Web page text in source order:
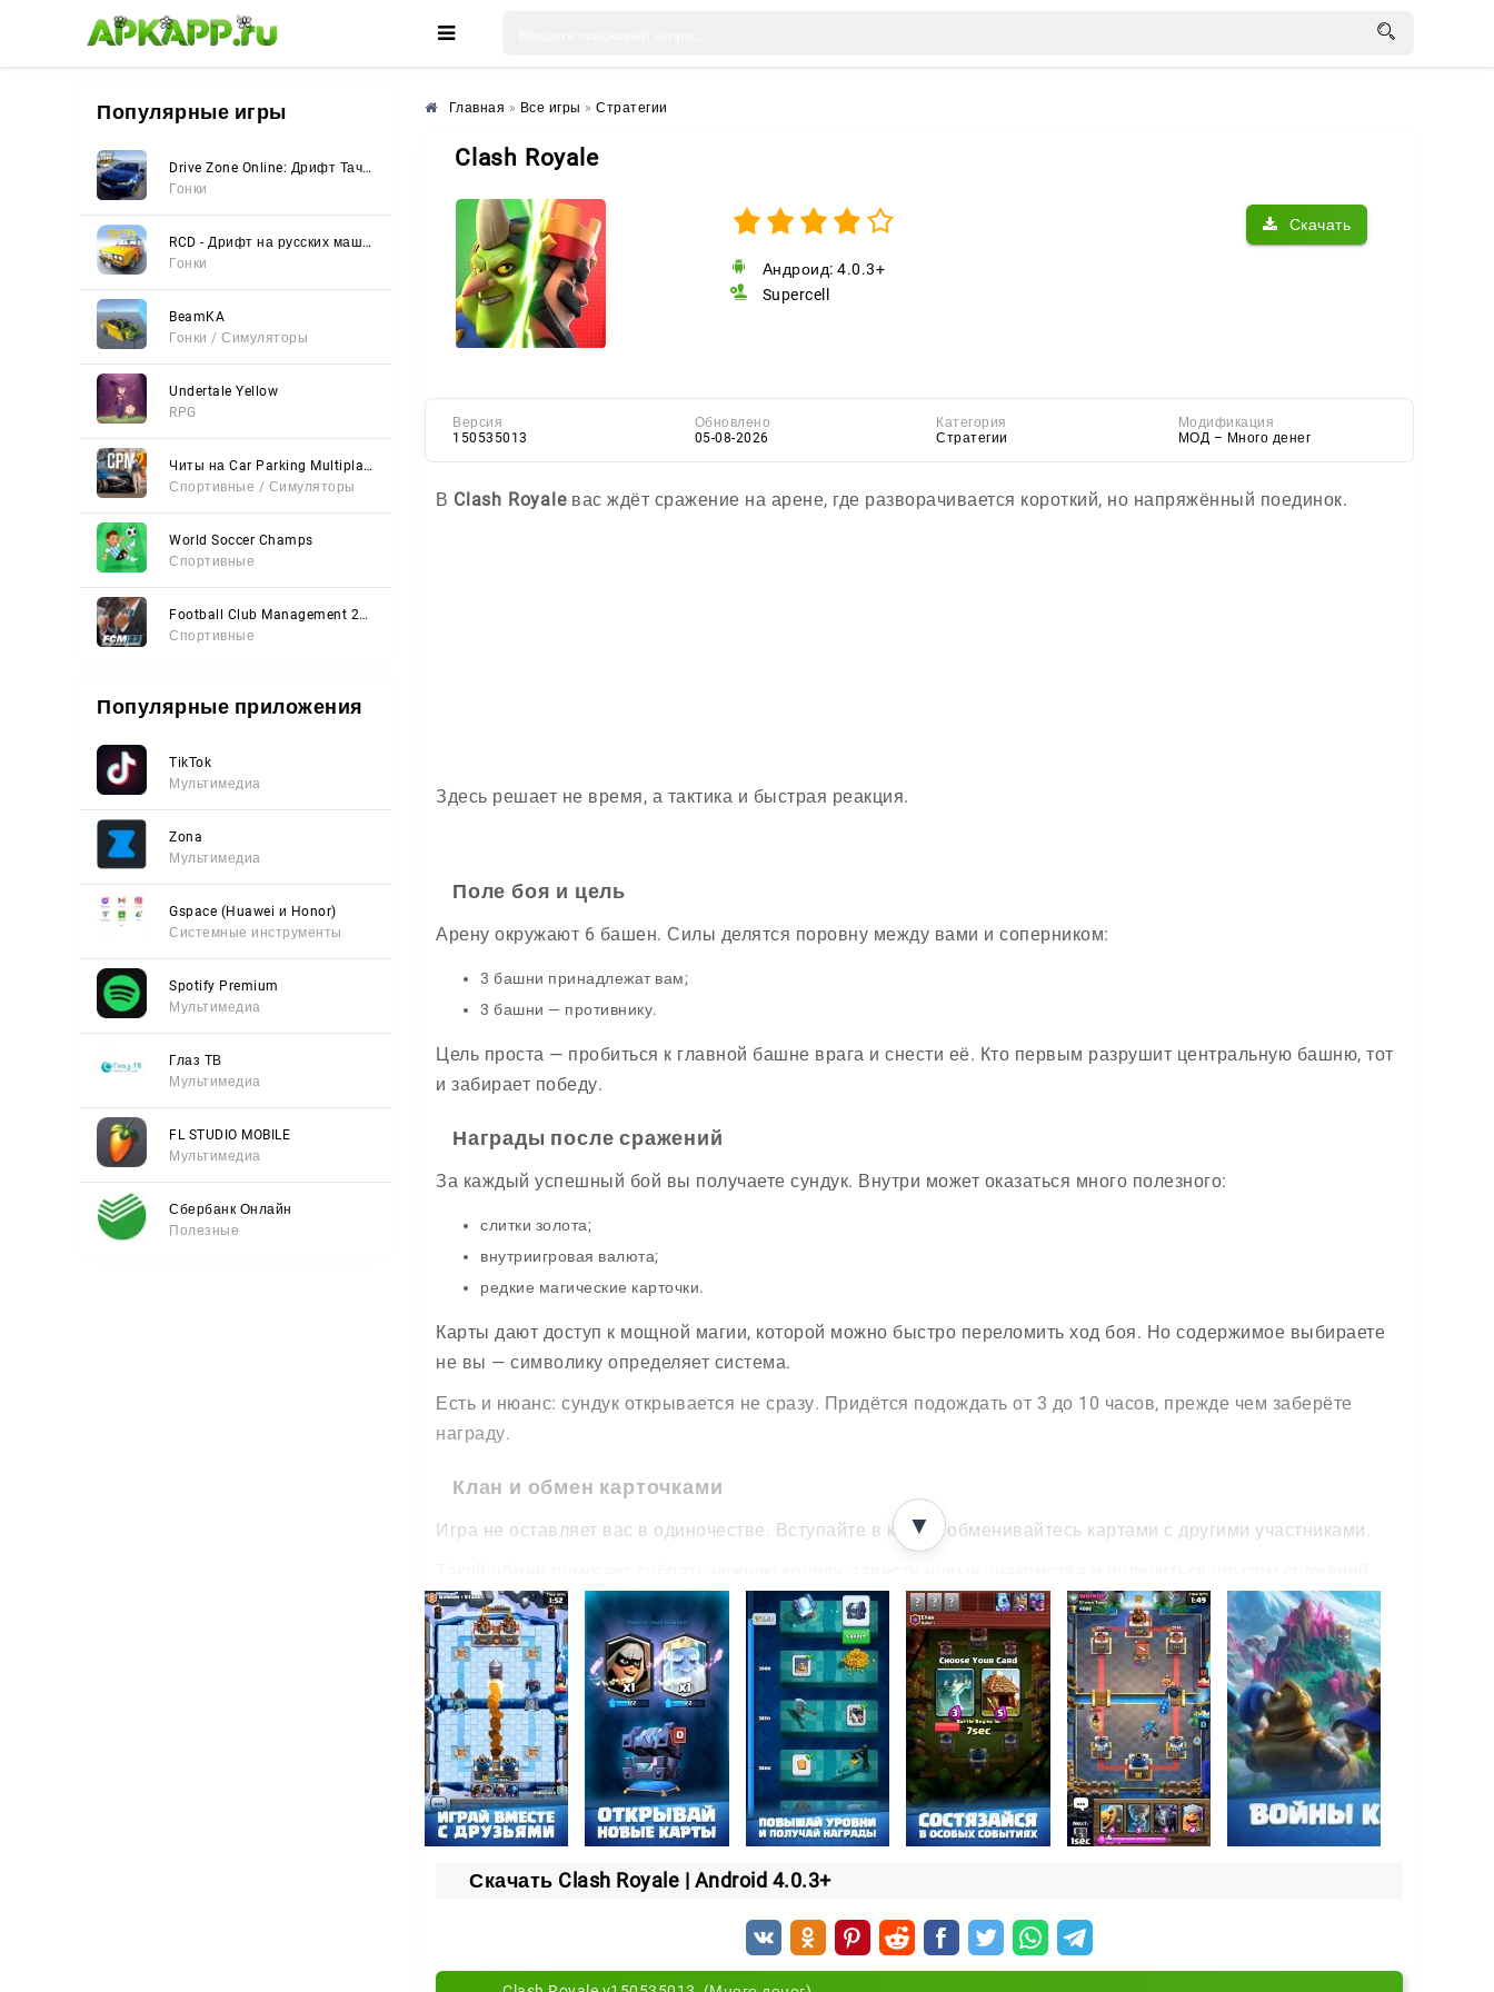
🌸 🌼 🌺
Популярные игры
Drive Zone Online: Дрифт Тачки
Гонки
RCD - Дрифт на русских машинах
Гонки
BeamKA
Гонки / Симуляторы
Undertale Yellow
RPG
Читы на Car Parking Multiplayer 2 (Все открыто, Мод-Меню)
Спортивные / Симуляторы
World Soccer Champs
Спортивные
Football Club Management 2023
Спортивные
Популярные приложения
TikTok
Мультимедиа
Zona
Мультимедиа
Gspace (Huawei и Honor)
Системные инструменты
Spotify Premium
Мультимедиа
Глаз ТВ
Мультимедиа
FL STUDIO MOBILE
Мультимедиа
Сбербанк Онлайн
Полезные
Главная » Все игры » Стратегии
Clash Royale
Скачать
Андроид: 4.0.3+
Supercell
Версия
150535013
Обновлено
05-08-2026
Категория
Стратегии
Модификация
МОД – Много денег
В Clash Royaleвас ждёт сражение на арене, где разворачивается короткий, но напряжённый поединок.
Здесь решает не время, а тактика и быстрая реакция.
Поле боя и цель
Арену окружают 6 башен. Силы делятся поровну между вами и соперником:
3 башни принадлежат вам;
3 башни — противнику.
Цель проста — пробиться к главной башне врага и снести её. Кто первым разрушит центральную башню, тот
и забирает победу.
Награды после сражений
За каждый успешный бой вы получаете сундук. Внутри может оказаться много полезного:
слитки золота;
внутриигровая валюта;
редкие магические карточки.
Карты дают доступ к мощной магии, которой можно быстро переломить ход боя. Но содержимое выбираете
не вы — символику определяет система.
Есть и нюанс: сундук открывается не сразу. Придётся подождать от 3 до 10 часов, прежде чем заберёте
награду.
Клан и обмен карточками
Игра не оставляет вас в одиночестве. Вступайте в клан и обменивайтесь картами с другими участниками.
СкачивайтеClash Royale— арена уже ждёт вашего первого боя!
▼
Скачать Clash Royale | Android 4.0.3+